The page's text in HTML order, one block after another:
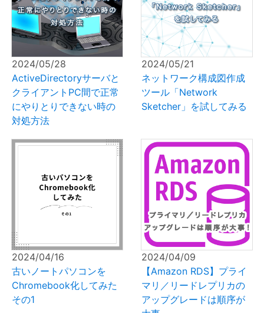
2024/05/28
ActiveDirectoryサーバと
クライアントPC間で正常
にやりとりできない時の
対処方法
2024/05/21
ネットワーク構成図作成
ツール「Network
Sketcher」を試してみる
2024/04/16
古いノートパソコンを
Chromebook化してみた
その1
2024/04/09
【Amazon RDS】プライ
マリ／リードレプリカの
アップグレードは順序が